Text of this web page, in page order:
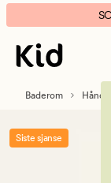
Palma
håndkle
sand
banner.
Klikk
ESCAPE
pause.
Baderom
Siste sjanse